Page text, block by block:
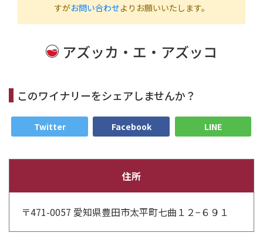
すがお問い合わせよりお願いいたします。
アズッカ・エ・アズッコ
このワイナリーをシェアしませんか？
Twitter Facebook LINE
住所
〒471-0057 愛知県豊田市太平町七曲１２−６９１